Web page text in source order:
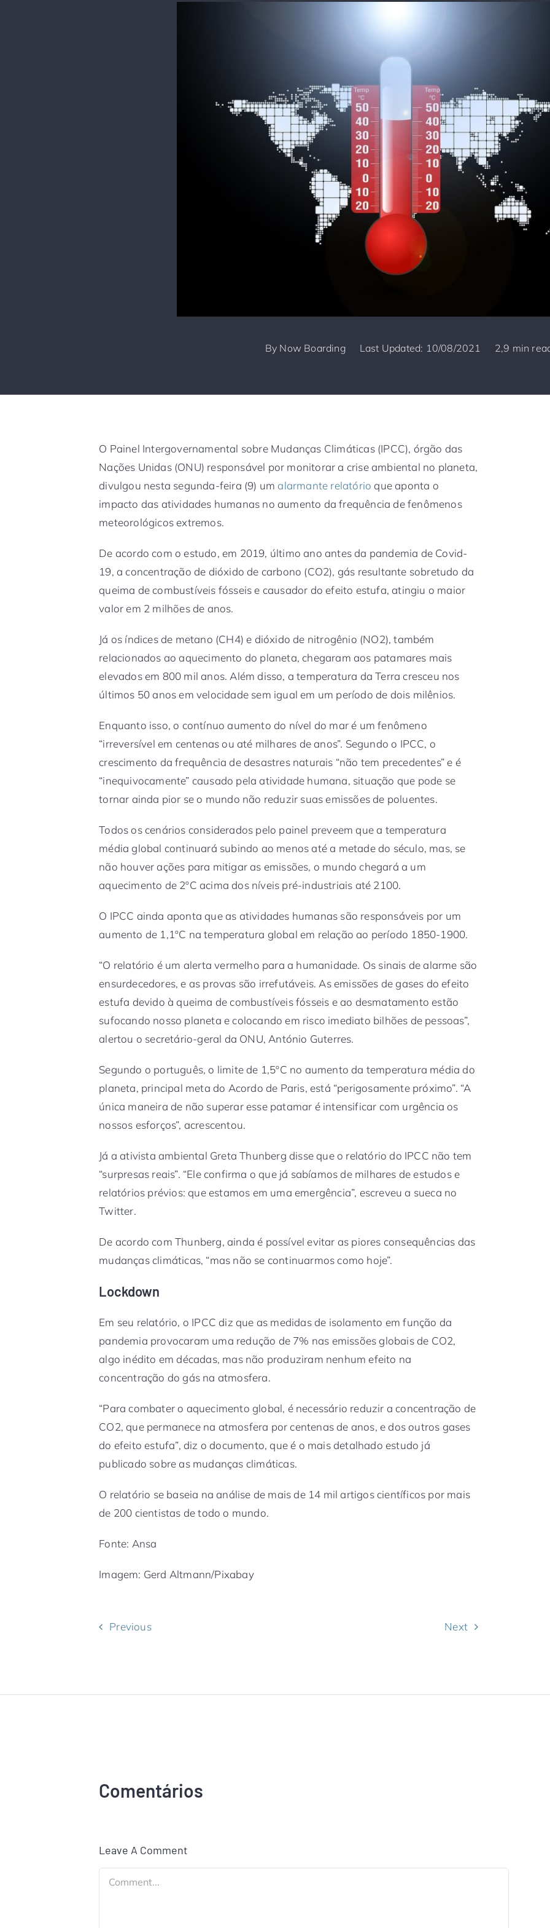
By Now Boarding Last Updated: 10/08/2021 2,9 min
O Painel Intergovernamental sobre Mudanças Climáticas (IPCC), órgão das
Nações Unidas (ONU) responsável por monitorar a crise ambiental no planeta,
divulgou nesta segunda-feira (9) um alarmante relatório que aponta o
impacto das atividades humanas no aumento da frequência de fenômenos
meteorológicos extremos.
De acordo com o estudo, em 2019, último ano antes da pandemia de Covid-
19, a concentração de dióxido de carbono (CO2), gás resultante sobretudo da
queima de combustíveis fósseis e causador do efeito estufa, atingiu o maior
valor em 2 milhões de anos.
Já os índices de metano (CH4) e dióxido de nitrogênio (NO2), também
relacionados ao aquecimento do planeta, chegaram aos patamares mais
elevados em 800 mil anos. Além disso, a temperatura da Terra cresceu nos
últimos 50 anos em velocidade sem igual em um período de dois milênios.
Enquanto isso, o contínuo aumento do nível do mar é um fenômeno
“irreversível em centenas ou até milhares de anos”. Segundo o IPCC, o
crescimento da frequência de desastres naturais “não tem precedentes” e é
“inequivocamente” causado pela atividade humana, situação que pode se
tornar ainda pior se o mundo não reduzir suas emissões de poluentes.
Todos os cenários considerados pelo painel preveem que a temperatura
média global continuará subindo ao menos até a metade do século, mas, se
não houver ações para mitigar as emissões, o mundo chegará a um
aquecimento de 2ºC acima dos níveis pré-industriais até 2100.
O IPCC ainda aponta que as atividades humanas são responsáveis por um
aumento de 1,1ºC na temperatura global em relação ao período 1850-1900.
“O relatório é um alerta vermelho para a humanidade. Os sinais de alarme são
ensurdecedores, e as provas são irrefutáveis. As emissões de gases do efeito
estufa devido à queima de combustíveis fósseis e ao desmatamento estão
sufocando nosso planeta e colocando em risco imediato bilhões de pessoas”,
alertou o secretário-geral da ONU, António Guterres.
Segundo o português, o limite de 1,5ºC no aumento da temperatura média do
planeta, principal meta do Acordo de Paris, está “perigosamente próximo”. “A
única maneira de não superar esse patamar é intensificar com urgência os
nossos esforços”, acrescentou.
Já a ativista ambiental Greta Thunberg disse que o relatório do IPCC não tem
“surpresas reais”. “Ele confirma o que já sabíamos de milhares de estudos e
relatórios prévios: que estamos em uma emergência”, escreveu a sueca no
Twitter.
De acordo com Thunberg, ainda é possível evitar as piores consequências das
mudanças climáticas, “mas não se continuarmos como hoje”.
Lockdown
Em seu relatório, o IPCC diz que as medidas de isolamento em função da
pandemia provocaram uma redução de 7% nas emissões globais de CO2,
algo inédito em décadas, mas não produziram nenhum efeito na
concentração do gás na atmosfera.
“Para combater o aquecimento global, é necessário reduzir a concentração de
CO2, que permanece na atmosfera por centenas de anos, e dos outros gases
do efeito estufa”, diz o documento, que é o mais detalhado estudo já
publicado sobre as mudanças climáticas.
O relatório se baseia na análise de mais de 14 mil artigos científicos por mais
de 200 cientistas de todo o mundo.
Fonte: Ansa
Imagem: Gerd Altmann/Pixabay
Previous Next
Comentários
Leave A Comment
Comment